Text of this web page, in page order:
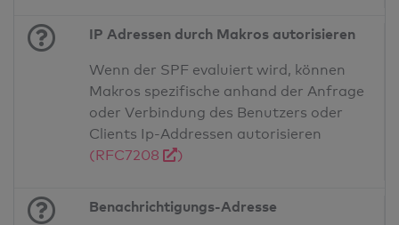
IP Adressen durch Makros autorisieren
Wenn der SPF evaluiert wird, können
Makros spezifische anhand der Anfrage
oder Verbindung des Benutzers oder
Clients Ip-Addressen autorisieren
(RFC7208
)
Benachrichtigungs-Adresse